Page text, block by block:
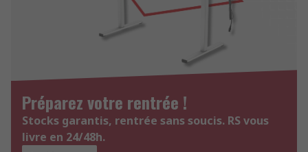
Préparez votre rentrée !
Stocks garantis, rentrée sans soucis. RS vous
livre en 24/48h.